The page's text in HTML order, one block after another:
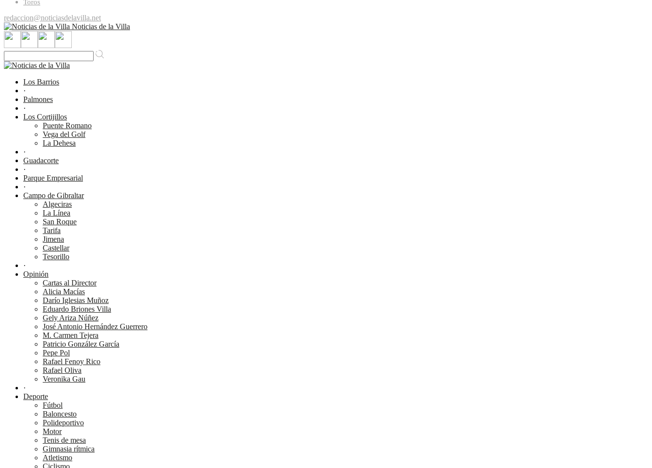
Toros
redaccion@noticiasdelavilla.net
Noticias de la Villa
Los Barrios
·
Palmones
·
Los Cortijillos
Puente Romano
Vega del Golf
La Dehesa
·
Guadacorte
·
Parque Empresarial
·
Campo de Gibraltar
Algeciras
La Línea
San Roque
Tarifa
Jimena
Castellar
Tesorillo
·
Opinión
Cartas al Director
Alicia Macías
Darío Iglesias Muñoz
Eduardo Briones Villa
Gely Ariza Núñez
José Antonio Hernández Guerrero
M. Carmen Tejera
Patricio González García
Pepe Pol
Rafael Fenoy Rico
Rafael Oliva
Veronika Gau
·
Deporte
Fútbol
Baloncesto
Polideportivo
Motor
Tenis de mesa
Gimnasia rítmica
Atletismo
Ciclismo